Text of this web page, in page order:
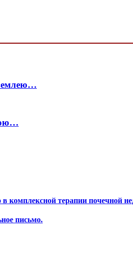
комплексной терапии почечной
письмо.